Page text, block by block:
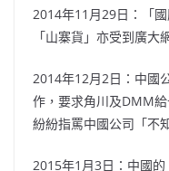
2014年11月29日：「
「山寨貨」亦受到廣大
2014年12月2日：中國
作，要求角川及DMM給
紛紛指罵中國公司「不
2015年1月3日：中國